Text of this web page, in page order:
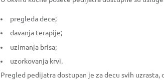
pregleda dece;
davanja terapije;
uzimanja brisa;
uzorkovanja krvi.
Pregled pedijatra dostupan je za decu svih uzrasta,